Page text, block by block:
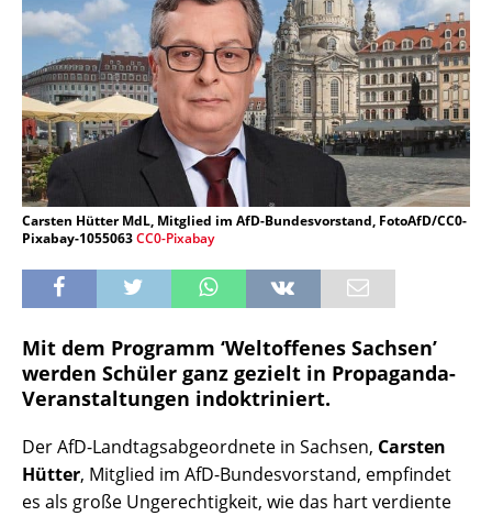
Carsten Hütter MdL, Mitglied im AfD-Bundesvorstand, FotoAfD/CC0-
Pixabay-1055063CC0-Pixabay
Mit dem Programm ‘Weltoffenes Sachsen’
werden Schüler ganz gezielt in Propaganda-
Veranstaltungen indoktriniert.
Der AfD-Landtagsabgeordnete in Sachsen, Carsten
Hütter, Mitglied im AfD-Bundesvorstand, empfindet
es als große Ungerechtigkeit, wie das hart verdiente